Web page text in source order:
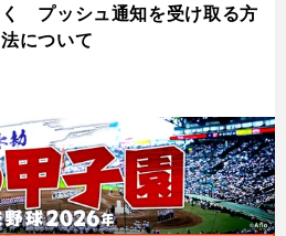
く プッシュ通知を受け取る方
法について